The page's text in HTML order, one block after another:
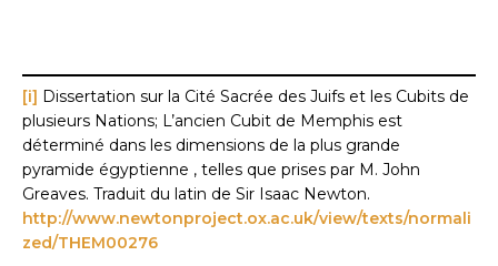
[i] Dissertation sur la Cité Sacrée des Juifs et les Cubits de
plusieurs Nations; L’ancien Cubit de Memphis est
déterminé dans les dimensions de la plus grande
pyramide égyptienne , telles que prises par M. John
Greaves. Traduit du latin de Sir Isaac Newton.
http://www.newtonproject.ox.ac.uk/view/texts/normali
zed/THEM00276